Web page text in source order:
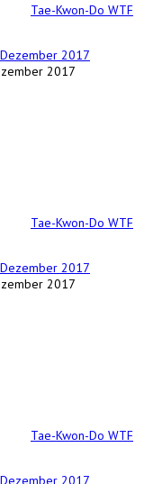
Tae-Kwon-Do WTF
2017
Tae-Kwon-Do WTF
2017
Tae-Kwon-Do WTF